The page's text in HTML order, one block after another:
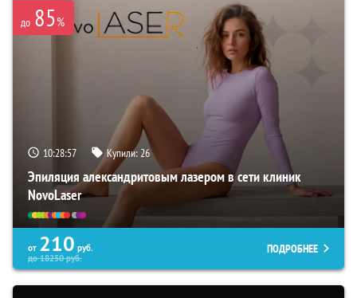
до 85%
10:28:57 Купили:26
Эпиляция александритовым лазером в сети клиник
NovoLaser
от 210 руб.
до18250руб.
ПОДРОБНЕЕ